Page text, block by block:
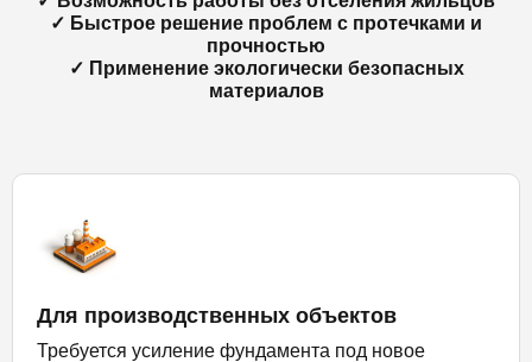
✓ Быстрое решение проблем с протечками и
прочностью
✓ Применение экологически безопасных
материалов
Для производственных объектов
Требуется усиление фундамента под новое